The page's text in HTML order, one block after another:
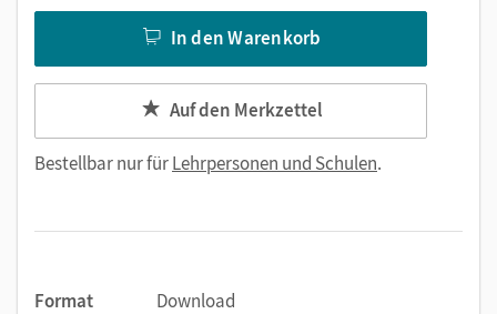
In den Warenkorb
Auf den Merkzettel
Bestellbar nur fürLehrpersonen und Schulen.
Format
Download